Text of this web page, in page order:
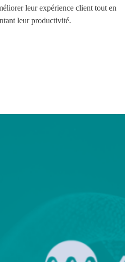
leur expérience client tout en
leur productivité.